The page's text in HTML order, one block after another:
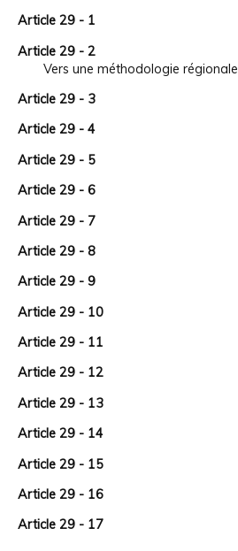
Article 29 - 1
Article 29 - 2
Vers une méthodologie régionale
Article 29 - 3
Article 29 - 4
Article 29 - 5
Article 29 - 6
Article 29 - 7
Article 29 - 8
Article 29 - 9
Article 29 - 10
Article 29 - 11
Article 29 - 12
Article 29 - 13
Article 29 - 14
Article 29 - 15
Article 29 - 16
Article 29 - 17